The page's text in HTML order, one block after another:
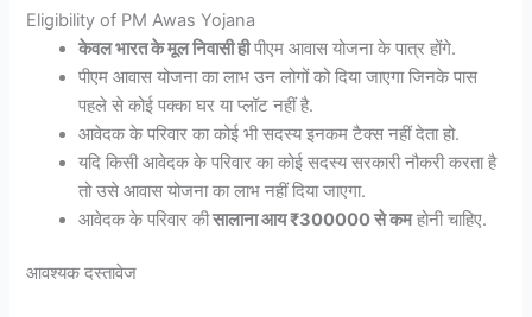
Eligibility of PM Awas Yojana
केवल भारत के मूल निवासी हीपीएम आवास योजना के पात्र होंगे.
पीएम आवास योजना का लाभ उन लोगों को दिया जाएगा जिनके पास
पहले से कोई पक्का घर या प्लॉट नहीं है.
आवेदक के परिवार का कोई भी सदस्य इनकम टैक्स नहीं देता हो.
यदि किसी आवेदक के परिवार का कोई सदस्य सरकारी नौकरी करता है
तो उसे आवास योजना का लाभ नहीं दिया जाएगा.
आवेदक के परिवार कीसालाना आय ₹300000 से कमहोनी चाहिए.
आवश्यक दस्तावेज